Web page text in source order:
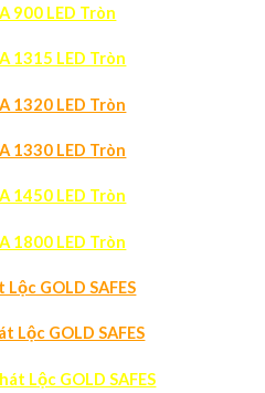
900 LED Tròn
1315 LED Tròn
1320 LED Tròn
1330 LED Tròn
1450 LED Tròn
1800 LED Tròn
GOLD SAFES
Lộc GOLD SAFES
Lộc GOLD SAFES